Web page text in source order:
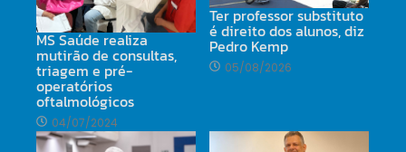
MS Saúde realiza
mutirão de consultas,
triagem e pré-
operatórios
oftalmológicos
04/07/2024
Ter professor substituto
é direito dos alunos, diz
Pedro Kemp
05/08/2026